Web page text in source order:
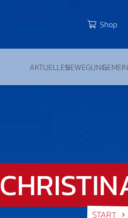
Shop
AKTUELLESBEWEGUNG
START